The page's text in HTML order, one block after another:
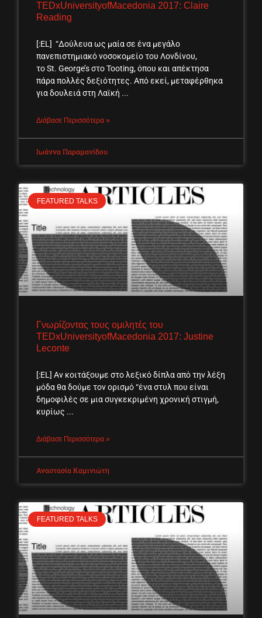
TEDxUniversityofMacedonia 2017: Claire
Reading
[:EL] “Δούλευα ως μαία σε ένα μεγάλο
πανεπιστημιακό νοσοκομείο του Λονδίνου,
το St. George’s στο Tooting, όπου και απέκτησα
πάρα πολλές δεξιότητες. Από εκεί, μεταφέρθηκα
για δουλειά στη Λαϊκή
Διάβασε Περισσότερα »
Ιωάννα Παραμανίδου
FEATURED TALKS
Γνωρίζοντας τους ομιλητές του
TEDxUniversityofMacedonia 2017: Justine
Leconte
[:EL] Αν κοιτάξουμε στο λεξικό δίπλα από την λέξη
μόδα θα δούμε τον ορισμό “ένα στυλ που είναι
δημοφιλές σε μια συγκεκριμένη χρονική στιγμή,
κυρίως
Διάβασε Περισσότερα »
Αναστασία Καμινιώτη
FEATURED TALKS